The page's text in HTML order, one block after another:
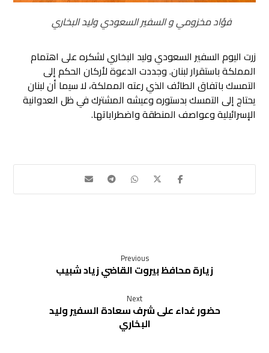
فؤاد مخزومي و السفير السعودي وليد البخاري
زرت اليوم السفير السعودي وليد البخاري لشكره على اهتمام
المملكة باستقرار لبنان. وجددت الدعوة لأركان الحكم إلى
التمسك باتفاق الطائف الذي رعته المملكة، لا سيما أن لبنان
يحتاج إلى التمسك بدستوره وعيشه المشترك في ظل العدوانية
الإسرائيلية وعواصف المنطقة واضطراباتها.
Previous
زيارة محافظ بيروت القاضي زياد شبيب
Next
حضور غداء على شرف سعادة السفير وليد
البخاري